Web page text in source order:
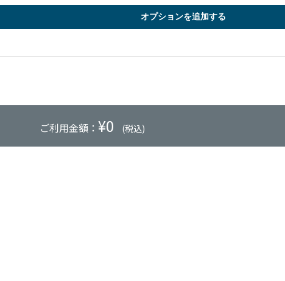
オプションを追加する
ご利用金額： ¥0 (税込)